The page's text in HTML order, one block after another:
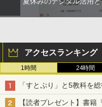
アクセスランキング
1時間 24時間
「すとぷり」と5教科を
【読者プレゼント】書籍